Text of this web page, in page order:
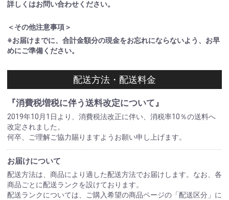
詳しくはお問い合わせください。
＜その他注意事項＞
※お届けまでに、合計金額分の現金をお忘れにならないよう、お早
めにご準備ください。
配送方法・配送料金
『消費税増税に伴う送料改定について』
2019年10月1日より、消費税法改正に伴い、消税率10％の送料へ
改定されました。
何卒、ご理解ご協力賜りますようお願い申し上げます。
お届けについて
配送方法は、商品により適した配送方法でお届けします。なお、各
商品ごとに配送ランクを設けております。
配送ランクについては、ご購入希望の商品ページの「配送区分」に